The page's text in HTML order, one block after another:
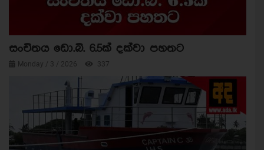
සංචිතය ඩො.බි. 6.5ක් දක්වා පහතට
Monday / 3 / 2026 337